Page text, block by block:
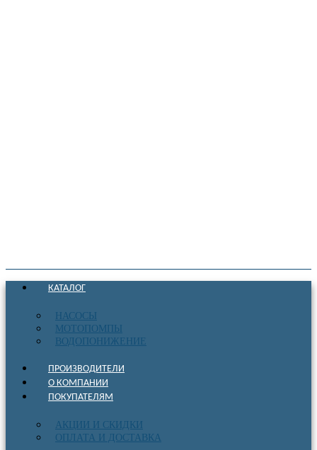
КАТАЛОГ
НАСОСЫ
МОТОПОМПЫ
ВОДОПОНИЖЕНИЕ
ПРОИЗВОДИТЕЛИ
О КОМПАНИИ
ПОКУПАТЕЛЯМ
АКЦИИ И СКИДКИ
ОПЛАТА И ДОСТАВКА